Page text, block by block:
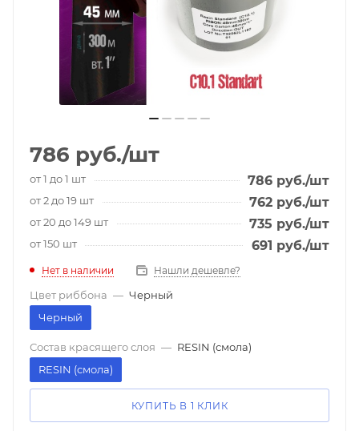
786 руб./шт
от 1 до 1 шт 786 руб./шт
от 2 до 19 шт 762 руб./шт
от 20 до 149 шт 735 руб./шт
от 150 шт 691 руб./шт
Нет в наличии Нашли дешевле?
Цвет риббона — Черный
Черный
Состав красящего слоя — RESIN (смола)
RESIN (смола)
КУПИТЬ В 1 КЛИК